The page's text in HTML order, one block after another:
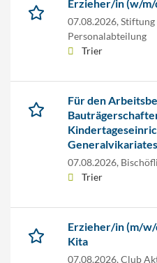
Erzieher/in (w/
07.08.2026, Stiftung
Personalabteilung
Trier
Für den
07.08.2026,
Trier
Erzieher/in (m/
Kita
07.08.2026, Club